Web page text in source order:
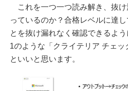
これを一つ一つ読み解き、抜け
っているのか？合格レベルに達
とを抜け漏れなく確認できるよ
1のような「クライテリア チェッ
といいと思います。